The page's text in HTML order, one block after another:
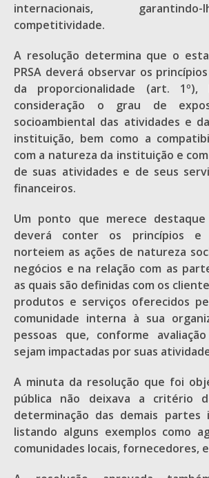
internacionais,
competitividade.
A resolução determina que o
PRSA deverá observar os
da proporcionalidade (art. 1º),
consideração o grau de
socioambiental das atividades e
instituição, bem como a
com a natureza da instituição e
de suas atividades e de seus
financeiros.
Um ponto que merece
deverá conter os princípios e
norteiem as ações de natureza
negócios e na relação com as
as quais são definidas com os
produtos e serviços oferecidos
comunidade interna à sua
pessoas que, conforme
sejam impactadas por suas
A minuta da resolução que foi
pública não deixava a critério
determinação das demais partes
listando alguns exemplos como
comunidades locais, fornecedores,